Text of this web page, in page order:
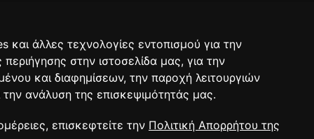
και άλλες τεχνολογίες εντοπισμού για την
περιήγησης στην ιστοσελίδα μας, για την
και διαφημίσεων, την παροχή λειτουργιών
ανάλυση της επισκεψιμότητάς μας.
επισκεφτείτε την Πολιτική Απορρήτου της
πληροφορίες για σχετικά προϊόντα, τις τρέχουσες προσφορές. Μετά
θα έχει ολοκληρωθεί.